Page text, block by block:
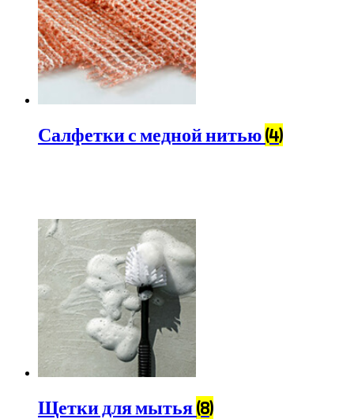
Салфетки с медной нитью(4)
Щетки для мытья(8)